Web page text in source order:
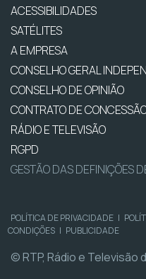
ACESSIBILIDADES
SATÉLITES
A EMPRESA
CONSELHO GERAL
CONSELHO DE OPINIÃO
CONTRATO DE
RÁDIO E TELEVISÃO
RGPD
GESTÃO DAS DEFINIÇÕES
POLÍTICA DE PRIVACIDADE |
CONDIÇÕES | PUBLICIDADE
© RTP, Rádio e Televisão